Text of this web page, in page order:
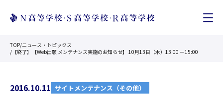
TOP/ニュース・トピックス
/ 【終了】【Web出願 メンテナンス実施のお知らせ】 10月13日（木）13:00 －15:00
2016.10.11 サイトメンテナンス（その他）